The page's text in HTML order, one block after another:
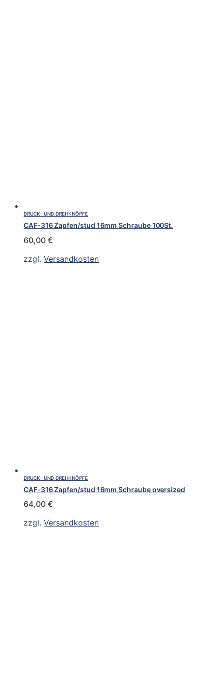
DRUCK- UND DREHKNÖPFE
CAF-316 Zapfen/stud 16mm Schraube 100St.
60,00 €
zzgl. Versandkosten
DRUCK- UND DREHKNÖPFE
CAF-316 Zapfen/stud 16mm Schraube oversized
64,00 €
zzgl. Versandkosten